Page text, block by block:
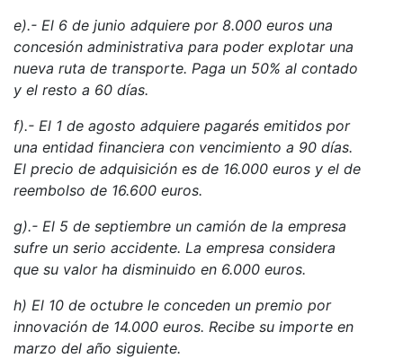
e).- El 6 de junio adquiere por 8.000 euros una
concesión administrativa para poder explotar una
nueva ruta de transporte. Paga un 50% al contado
y el resto a 60 días.
f).- El 1 de agosto adquiere pagarés emitidos por
una entidad financiera con vencimiento a 90 días.
El precio de adquisición es de 16.000 euros y el de
reembolso de 16.600 euros.
g).- El 5 de septiembre un camión de la empresa
sufre un serio accidente. La empresa considera
que su valor ha disminuido en 6.000 euros.
h) El 10 de octubre le conceden un premio por
innovación de 14.000 euros. Recibe su importe en
marzo del año siguiente.